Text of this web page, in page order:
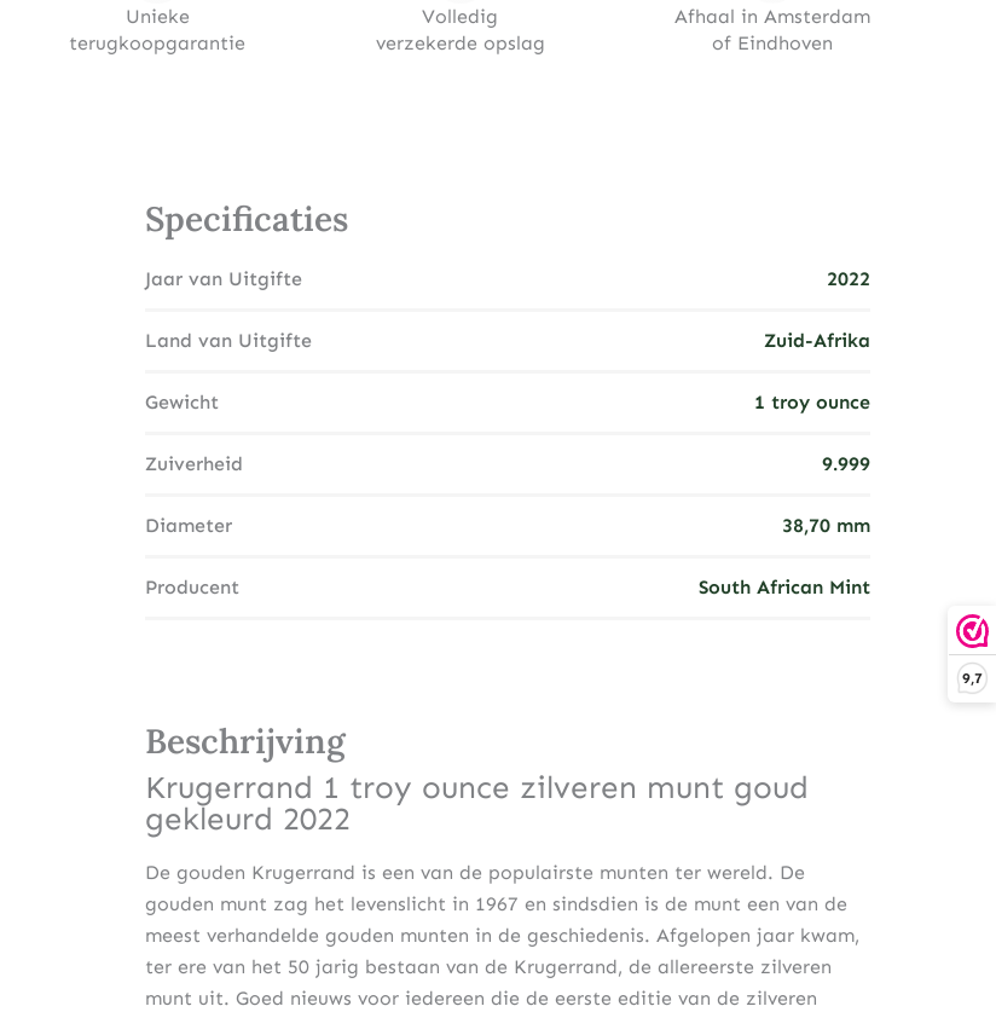
9,7
Unieke
terugkoopgarantie
Volledig
verzekerde opslag
Afhaal in Amsterdam
of Eindhoven
Specificaties
Jaar van Uitgifte 2022
Land van Uitgifte Zuid-Afrika
Gewicht 1 troy ounce
Zuiverheid 9.999
Diameter 38,70 mm
Producent South African Mint
Beschrijving
Krugerrand 1 troy ounce zilveren munt goud
gekleurd 2022
De gouden Krugerrand is een van de populairste munten ter wereld. De
gouden munt zag het levenslicht in 1967 en sindsdien is de munt een van de
meest verhandelde gouden munten in de geschiedenis. Afgelopen jaar kwam,
ter ere van het 50 jarig bestaan van de Krugerrand, de allereerste zilveren
munt uit. Goed nieuws voor iedereen die de eerste editie van de zilveren